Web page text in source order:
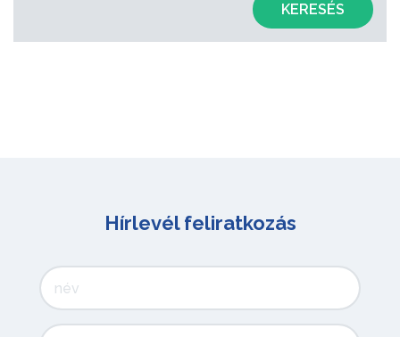
KERESÉS
Hírlevél feliratkozás